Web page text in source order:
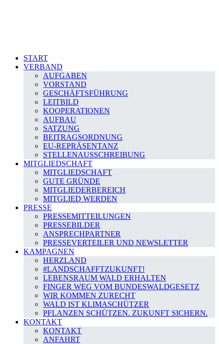
START
VERBAND
AUFGABEN
VORSTAND
GESCHÄFTSFÜHRUNG
LEITBILD
KOOPERATIONEN
AUFBAU
SATZUNG
BEITRAGSORDNUNG
EU-REPRÄSENTANZ
STELLENAUSSCHREIBUNG
MITGLIEDSCHAFT
MITGLIEDSCHAFT
GUTE GRÜNDE
MITGLIEDERBEREICH
MITGLIED WERDEN
PRESSE
PRESSEMITTEILUNGEN
PRESSEBILDER
ANSPRECHPARTNER
PRESSEVERTEILER UND NEWSLETTER
KAMPAGNEN
HERZLAND
#LANDSCHAFFTZUKUNFT!
LEBENSRAUM WALD ERHALTEN
FINGER WEG VOM BUNDESWALDGESETZ
WIR KOMMEN ZURECHT
WALD IST KLIMASCHÜTZER
PFLANZEN SCHÜTZEN. ZUKUNFT SICHERN.
KONTAKT
KONTAKT
ANFAHRT